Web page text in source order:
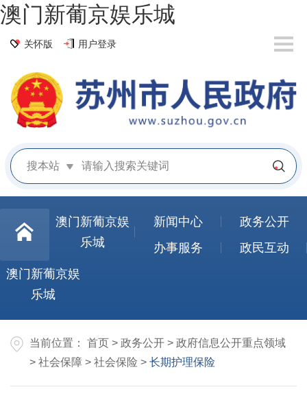
澳门新葡京娱乐城
关怀版 用户登录
搜本站
澳门新葡京娱
乐城
新闻中心
政务公开
办事服务
政民互动
澳门新葡京娱
乐城
当前位置： 首页 > 政务公开 > 政府信息公开重点领域
> 社会保障 > 社会保险 > 长期护理保险